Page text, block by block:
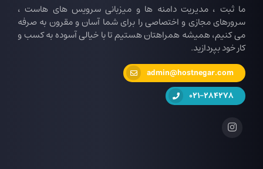
ما ثبت ، مدیریت دامنه ها و میزبانی سرویس های هاست ،
سرورهای مجازی و اختصاصی را برای شما آسان و مقرون به صرفه
می کنیم، همیشه همراهتان هستیم تا با خیالی آسوده به کسب و
کار خود بپردازید.
admin@hostnegar.com
021-284278